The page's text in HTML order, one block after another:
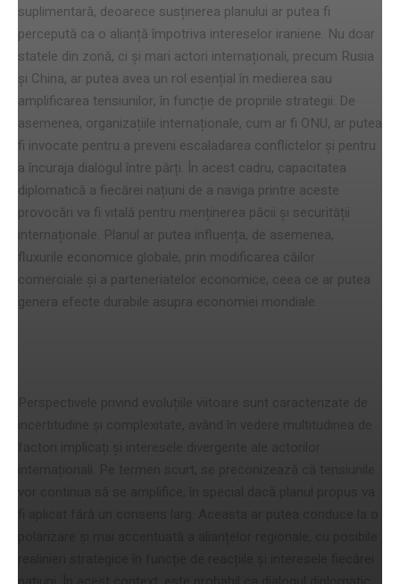
suplimentară, deoarece susținerea planului ar putea fi
percepută ca o alianță împotriva intereselor iraniene. Nu doar
statele din zonă, ci și mari actori internaționali, precum Rusia
și China, ar putea avea un rol esențial în medierea sau
amplificarea tensiunilor, în funcție de propriile strategii. De
asemenea, organizațiile internaționale, cum ar fi ONU, ar putea
fi invocate pentru a preveni escaladarea conflictelor și pentru
a încuraja dialogul între părți. În acest cadru, capacitatea
diplomatică a fiecărei națiuni de a naviga printre aceste
provocări va fi vitală pentru menținerea păcii și securității
internaționale. Planul ar putea influența, de asemenea,
fluxurile economice globale, prin modificarea căilor
comerciale și a parteneriatelor economice, ceea ce ar putea
genera efecte durabile asupra economiei mondiale.